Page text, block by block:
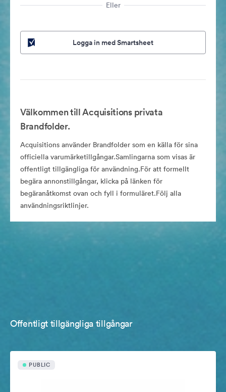
Eller
Logga in med Smartsheet
Välkommen till Acquisitions privata
Brandfolder.
Acquisitions använder Brandfolder som en källa för sina
officiella varumärketillgångar.Samlingarna som visas är
offentligt tillgängliga för användning.För att formellt
begära annonstillgångar, klicka på länken för
begäranåtkomst ovan och fyll i formuläret.Följ alla
användningsriktlinjer.
Offentligt tillgängliga tillgångar
PUBLIC